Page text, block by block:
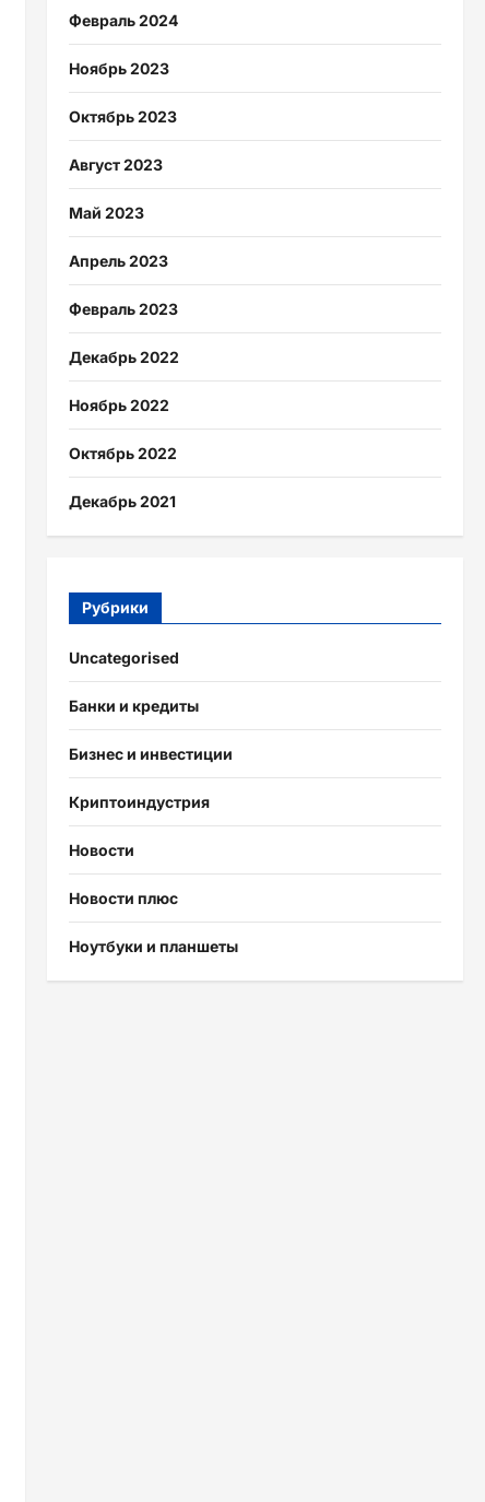
Февраль 2024
Ноябрь 2023
Октябрь 2023
Август 2023
Май 2023
Апрель 2023
Февраль 2023
Декабрь 2022
Ноябрь 2022
Октябрь 2022
Декабрь 2021
Рубрики
Uncategorised
Банки и кредиты
Бизнес и инвестиции
Криптоиндустрия
Новости
Новости плюс
Ноутбуки и планшеты